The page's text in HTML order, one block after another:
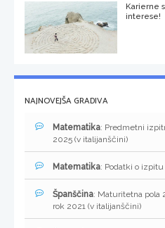
Karierne
interese!
NAJNOVEJŠA GRADIVA
Matematika: Predmetni
2025 (v italijanščini)
Matematika: Podatki o
Španščina: Maturitetna pola
rok 2021 (v italijanščini)